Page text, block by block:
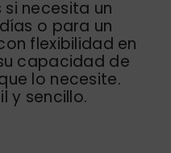
necesita un
o para un
flexibilidad en
capacidad de
lo necesite.
y sencillo.